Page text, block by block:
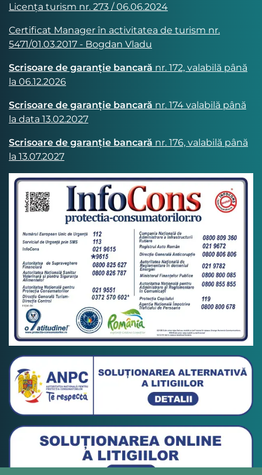
Licența turism nr. 273 / 06.06.2024
Certificat Manager în activitatea de turism nr.
5471/01.03.2017 - Bogdan Vladu
Scrisoare de garanție bancară nr. 172, valabilă până
la 06.12.2026
Scrisoare de garanție bancară nr. 174 valabilă până
la data 13.02.2027
Scrisoare de garanție bancară nr. 176, valabilă până
la 13.07.2027